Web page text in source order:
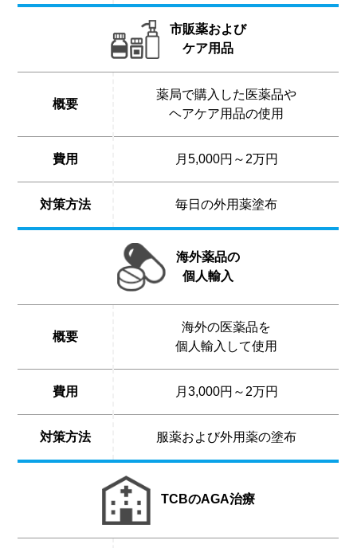
市販薬および
ケア用品
概要
薬局で購入した医薬品や
ヘアケア用品の使用
費用 月5,000円～2万円
対策方法 毎日の外用薬塗布
海外薬品の
個人輸入
概要
海外の医薬品を
個人輸入して使用
費用 月3,000円～2万円
対策方法 服薬および外用薬の塗布
TCBのAGA治療